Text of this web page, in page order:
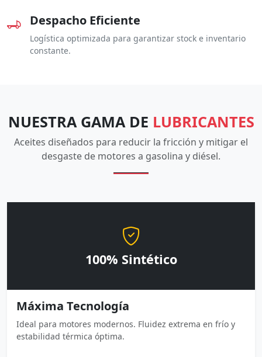
Despacho Eficiente
Logística optimizada para garantizar stock e inventario
constante.
NUESTRA GAMA DE LUBRICANTES
Aceites diseñados para reducir la fricción y mitigar el
desgaste de motores a gasolina y diésel.
100% Sintético
Máxima Tecnología
Ideal para motores modernos. Fluidez extrema en frío y
estabilidad térmica óptima.